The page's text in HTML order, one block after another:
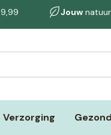
Jouw
Verzorging